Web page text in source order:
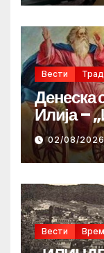
Вести
Денеска
Илија –
02/08/
Вести